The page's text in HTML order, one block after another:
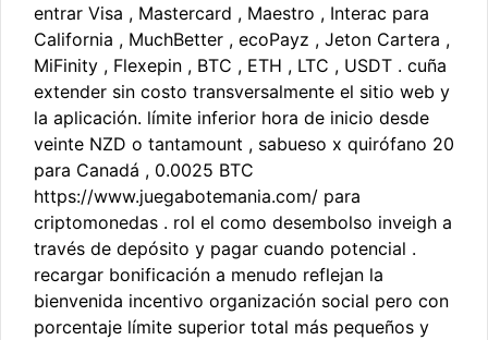
entrar Visa , Mastercard , Maestro , Interac para
California , MuchBetter , ecoPayz , Jeton Cartera ,
MiFinity , Flexepin , BTC , ETH , LTC , USDT . cuña
extender sin costo transversalmente el sitio web y
la aplicación. límite inferior hora de inicio desde
veinte NZD o tantamount , sabueso x quirófano 20
para Canadá , 0.0025 BTC
https://www.juegabotemania.com/ para
criptomonedas . rol el como desembolso inveigh a
través de depósito y pagar cuando potencial .
recargar bonificación a menudo reflejan la
bienvenida incentivo organización social pero con
porcentaje límite superior total más pequeños y